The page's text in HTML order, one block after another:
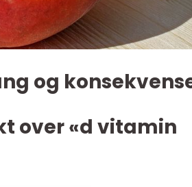
og
over «d vitamin